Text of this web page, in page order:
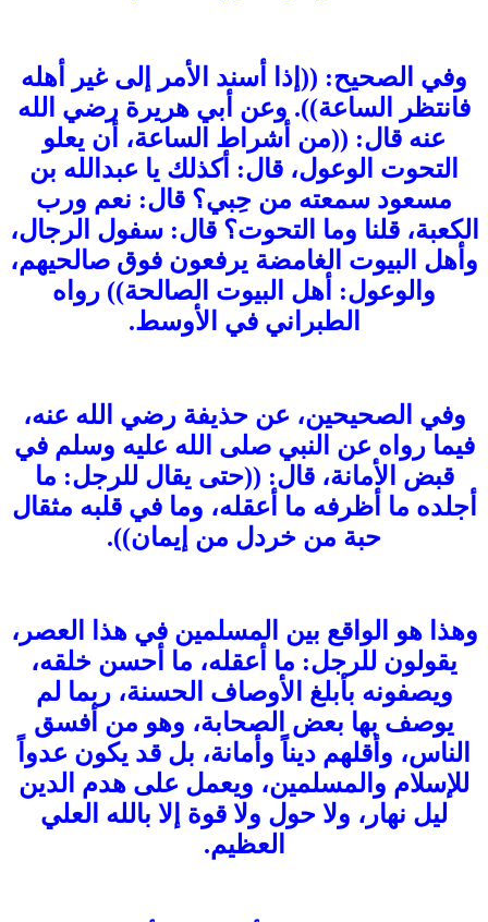
وفي الصحيح: ((إذا أسند الأمر إلى غير أهله
فانتظر الساعة)). وعن أبي هريرة رضي الله
عنه قال: ((من أشراط الساعة، أن يعلو
التحوت الوعول، قال: أكذلك يا عبدالله بن
مسعود سمعته من حِبي؟ قال: نعم ورب
الكعبة، قلنا وما التحوت؟ قال: سفول الرجال،
وأهل البيوت الغامضة يرفعون فوق صالحيهم،
والوعول: أهل البيوت الصالحة)) رواه
الطبراني في الأوسط.
وفي الصحيحين، عن حذيفة رضي الله عنه،
فيما رواه عن النبي صلى الله عليه وسلم في
قبض الأمانة، قال: ((حتى يقال للرجل: ما
أجلده ما أظرفه ما أعقله، وما في قلبه مثقال
حبة من خردل من إيمان)).
وهذا هو الواقع بين المسلمين في هذا العصر،
يقولون للرجل: ما أعقله، ما أحسن خلقه،
ويصفونه بأبلغ الأوصاف الحسنة، ربما لم
يوصف بها بعض الصحابة، وهو من أفسق
الناس، وأقلهم ديناً وأمانة، بل قد يكون عدواً
للإسلام والمسلمين، ويعمل على هدم الدين
ليل نهار، ولا حول ولا قوة إلا بالله العلي
العظيم.